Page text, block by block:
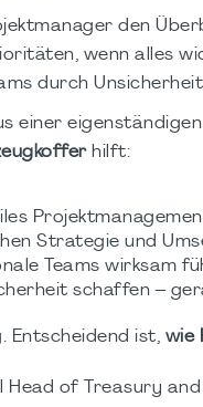
den
wenn alles
durch
einer
hilft:
Strategie und
Teams wirksam
schaffen –
Entscheidend ist, wie
Head of Treasury